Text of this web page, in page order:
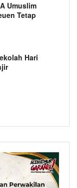
Umuslim
Tetap
Hari